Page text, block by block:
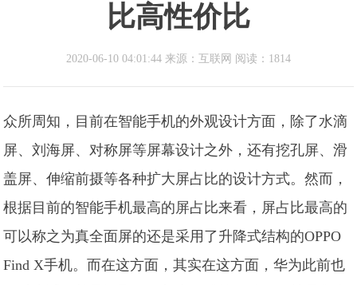
比高性价比
2020-06-10 04:01:44 来源：互联网 阅读：1814
众所周知，目前在智能手机的外观设计方面，除了水滴
屏、刘海屏、对称屏等屏幕设计之外，还有挖孔屏、滑
盖屏、伸缩前摄等各种扩大屏占比的设计方式。然而，
根据目前的智能手机最高的屏占比来看，屏占比最高的
可以称之为真全面屏的还是采用了升降式结构的OPPO
Find X手机。而在这方面，其实在这方面，华为此前也